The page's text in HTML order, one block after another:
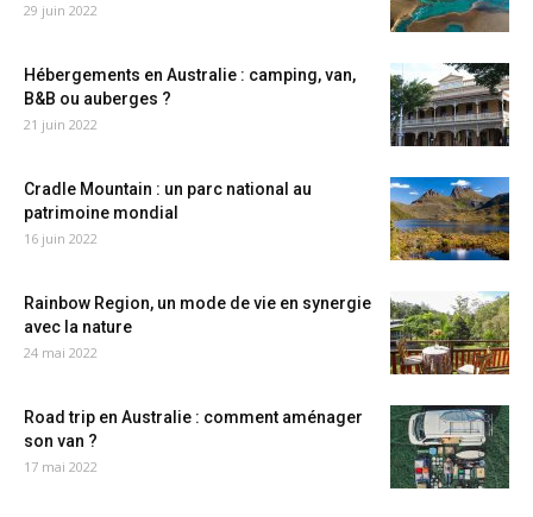
29 juin 2022
Hébergements en Australie : camping, van,
B&B ou auberges ?
21 juin 2022
Cradle Mountain : un parc national au
patrimoine mondial
16 juin 2022
Rainbow Region, un mode de vie en synergie
avec la nature
24 mai 2022
Road trip en Australie : comment aménager
son van ?
17 mai 2022